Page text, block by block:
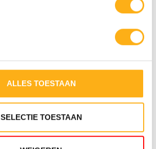
ALLES TOESTAAN
SELECTIE TOESTAAN
4